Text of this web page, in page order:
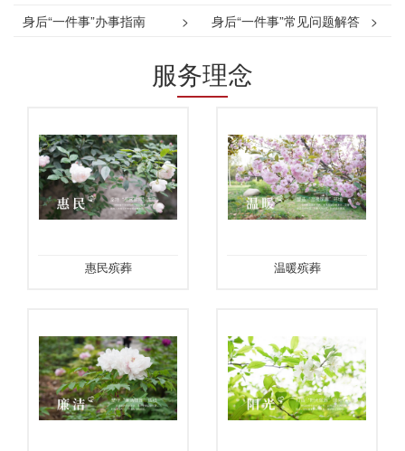
>
身后“一件事”办事指南 >
身后“一件事”常见问题解答
服务理念
惠民殡葬 温暖殡葬